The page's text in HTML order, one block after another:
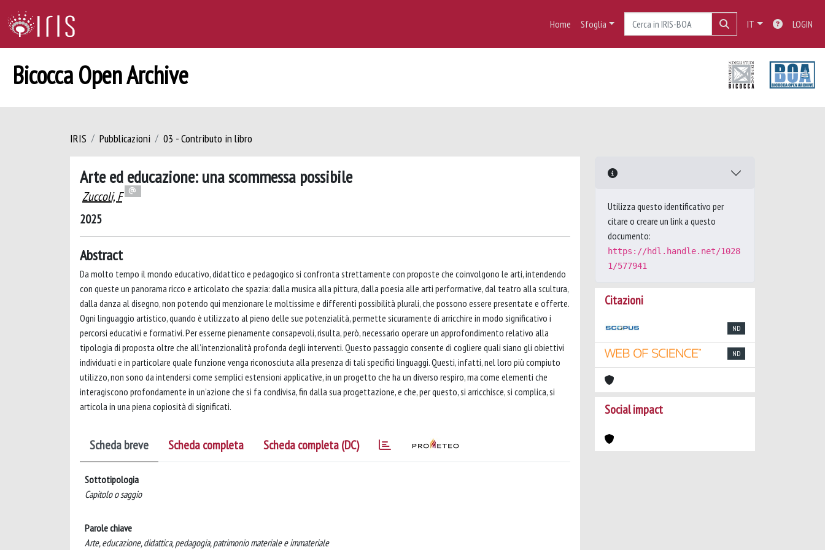
Home Sfoglia IT LOGIN
Bicocca Open Archive
IRIS Pubblicazioni 03 - Contributo in libro
Arte ed educazione: una scommessa possibile
Zuccoli, F
2025
Abstract
Da molto tempo il mondo educativo, didattico e pedagogico si confronta strettamente con proposte che coinvolgono le arti, intendendo
con queste un panorama ricco e articolato che spazia: dalla musica alla pittura, dalla poesia alle arti performative, dal teatro alla scultura,
dalla danza al disegno, non potendo qui menzionare le moltissime e differenti possibilità plurali, che possono essere presentate e offerte.
Ogni linguaggio artistico, quando è utilizzato al pieno delle sue potenzialità, permette sicuramente di arricchire in modo significativo i
percorsi educativi e formativi. Per esserne pienamente consapevoli, risulta, però, necessario operare un approfondimento relativo alla
tipologia di proposta oltre che all’intenzionalità profonda degli interventi. Questo passaggio consente di cogliere quali siano gli obiettivi
individuati e in particolare quale funzione venga riconosciuta alla presenza di tali specifici linguaggi. Questi, infatti, nel loro più compiuto
utilizzo, non sono da intendersi come semplici estensioni applicative, in un progetto che ha un diverso respiro, ma come elementi che
interagiscono profondamente in un’azione che si fa condivisa, fin dalla sua progettazione, e che, per questo, si arricchisce, si complica, si
articola in una piena copiosità di significati.
Scheda breve Scheda completa Scheda completa (DC)
Sottotipologia
Capitolo o saggio
Parole chiave
Arte, educazione, didattica, pedagogia, patrimonio materiale e immateriale
Utilizza questo identificativo per
citare o creare un link a questo
documento:
https://hdl.handle.net/1028
1/577941
Citazioni
ND
ND
Social impact